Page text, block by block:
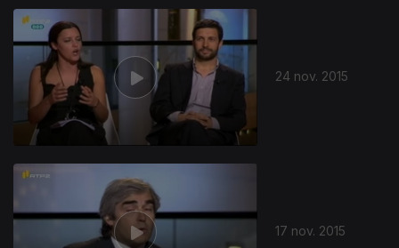
24 nov. 2015
17 nov. 2015